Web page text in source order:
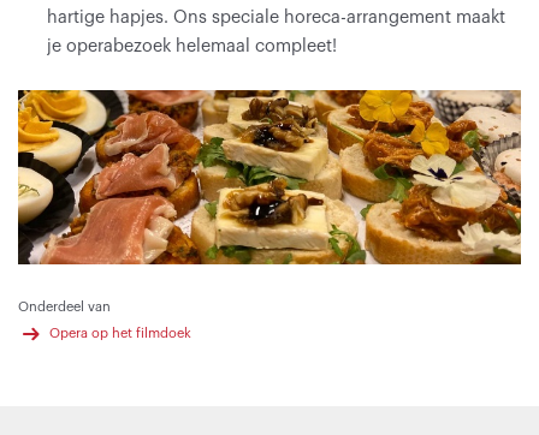
hartige hapjes. Ons speciale horeca-arrangement maakt
je operabezoek helemaal compleet!
Onderdeel van
Opera op het filmdoek